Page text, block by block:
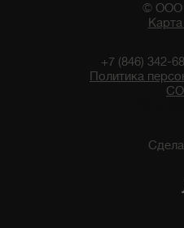
© ООО
+7 (846) 342-
Политика